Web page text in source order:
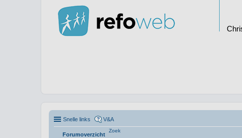
Snelle links V&A
Forumoverzicht
Zoek